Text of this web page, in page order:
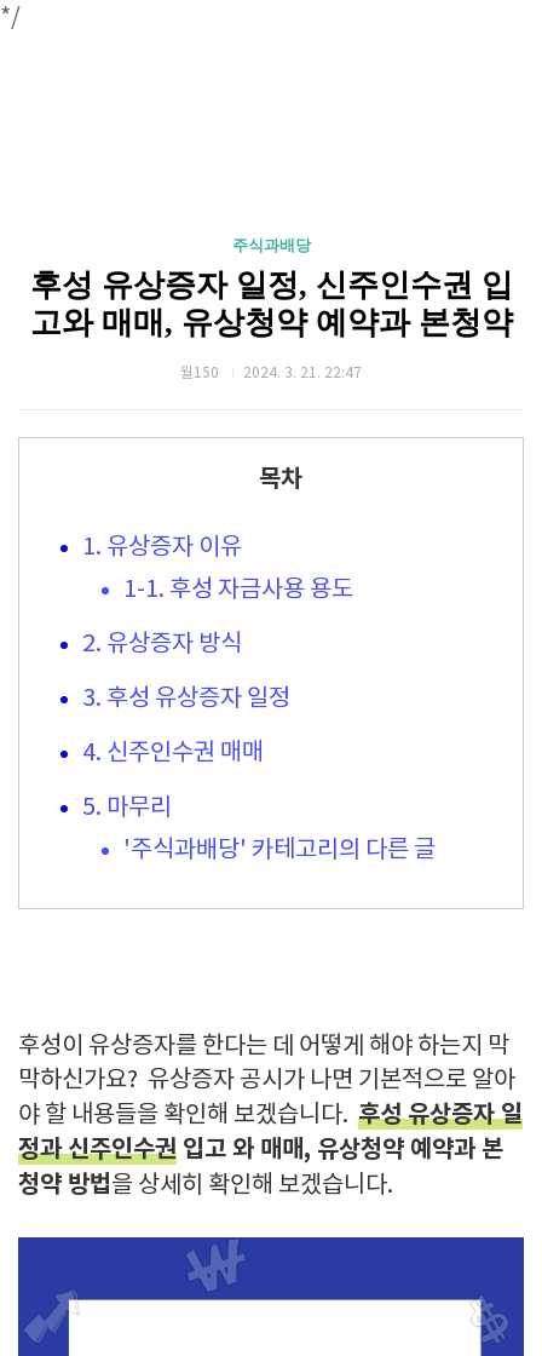
*/
주식과배당
후성 유상증자 일정, 신주인수권 입
고와 매매, 유상청약 예약과 본청약
월150 2024. 3. 21. 22:47
목차
1. 유상증자 이유
1-1. 후성 자금사용 용도
2. 유상증자 방식
3. 후성 유상증자 일정
4. 신주인수권 매매
5. 마무리
'주식과배당' 카테고리의 다른 글
후성이 유상증자를 한다는 데 어떻게 해야 하는지 막
막하신가요? 유상증자 공시가 나면 기본적으로 알아
야 할 내용들을 확인해 보겠습니다. 후성 유상증자 일
정과 신주인수권 입고 와 매매, 유상청약 예약과 본
청약 방법을 상세히 확인해 보겠습니다.